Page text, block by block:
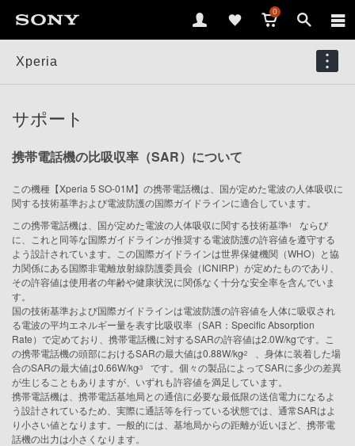
0
Xperia
サポート
携帯電話機の比吸収率（SAR）について
この機種【Xperia 5 SO-01M】の携帯電話機は、国が定めた電波の人体吸収に
関する技術基準および電波防護の国際ガイドラインに適合しています。
この携帯電話機は、国が定めた電波の人体吸収に関する技術基準
※1
ならび
に、これと同等な国際ガイドラインが推奨する電波防護の許容値を遵守する
よう設計されています。この国際ガイドラインは世界保健機関（WHO）と協
力関係にある国際非電離放射線防護委員会（ICNIRP）が定めたものであり、
その許容値は使用者の年齢や健康状況に関係なく十分な安全率を含んでいま
す。
国の技術基準および国際ガイドラインは電波防護の許容値を人体に吸収され
る電波の平均エネルギー量を表す比吸収率（SAR：Specific Absorption
Rate）で定めており、携帯電話機に対するSARの許容値は2.0W/kgです。こ
の携帯電話機の頭部におけるSARの最大値は0.88W/kg※2
、身体に装着した場
合のSARの最大値は0.66W/kg※3
です。個々の製品によってSARに多少の差異
が生じることもありますが、いずれも許容値を満足しています。
携帯電話機は、携帯電話基地局との通信に必要な最低限の送信電力になるよ
う設計されているため、実際に通話等を行っている状態では、通常SARはよ
り小さい値となります。一般的には、基地局からの距離が近いほど、携帯電
話機の出力は小さくなります。